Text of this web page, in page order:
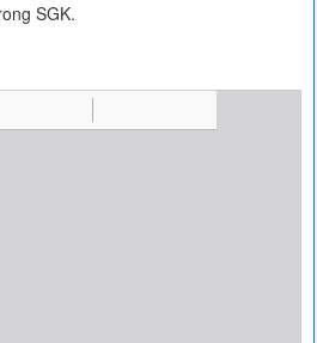
SGK.